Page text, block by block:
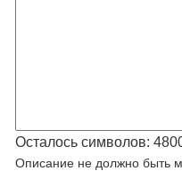
Осталось символов:
Описание не должно быть